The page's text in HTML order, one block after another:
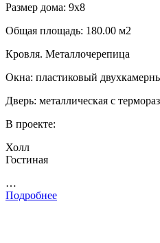
Размер дома: 9х8
Общая площадь: 180.00 м2
Кровля. Металлочерепица
Окна: пластиковый
Дверь: металлическая с
В проекте:
Холл
Гостиная
…
Подробнее